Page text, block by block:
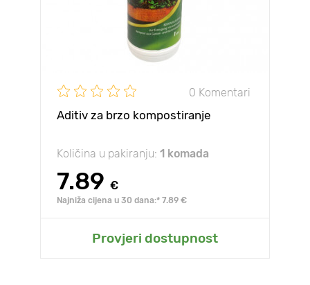
0 Komentari
Aditiv za brzo kompostiranje
Količina u pakiranju: 1 komada
7.89 €
Najniža cijena u 30 dana:* 7.89 €
Provjeri dostupnost